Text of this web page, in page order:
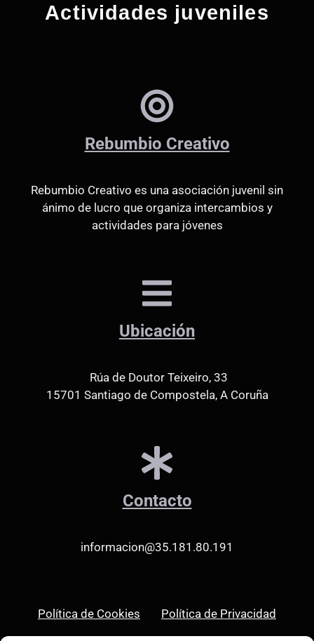
Actividades juveniles
Rebumbio Creativo
Rebumbio Creativo es una asociación juvenil sin
ánimo de lucro que organiza intercambios y
actividades para jóvenes
Ubicación
Rúa de Doutor Teixeiro, 33
15701 Santiago de Compostela, A Coruña
Contacto
informacion@35.181.80.191
Política de Cookies Política de Privacidad